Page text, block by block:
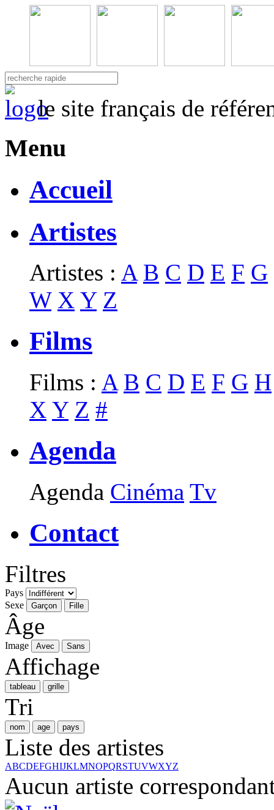
le site français de
Menu
Accueil
Artistes
Artistes : A B C D E F G
W X Y Z
Films
Films : A B C D E F G H
X Y Z #
Agenda
Agenda Cinéma Tv
Contact
Filtres
Pays
Sexe
Garçon Fille
Âge
Image Avec Sans
Affichage
tableau grille
Tri
nom age pays
Liste des artistes
ABCDEFGHIJKLMNOPQRSTUVWXYZ
Aucun artiste